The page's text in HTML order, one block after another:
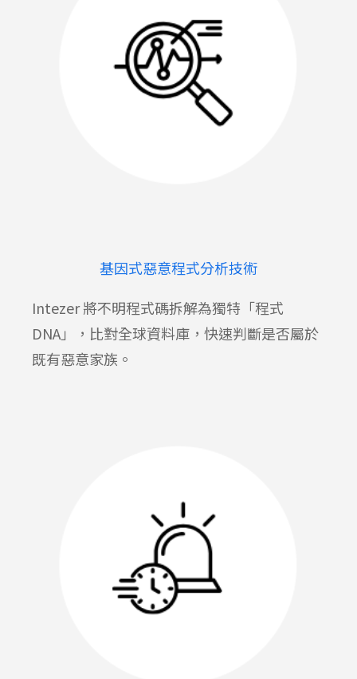
基因式惡意程式分析技術
Intezer將不明程式碼拆解為獨特「程式
DNA」，比對全球資料庫，快速判斷是否屬於
既有惡意家族。